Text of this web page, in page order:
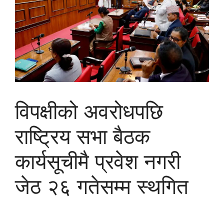
विपक्षीको अवरोधपछि
राष्ट्रिय सभा बैठक
कार्यसूचीमै प्रवेश नगरी
जेठ २६ गतेसम्म स्थगित